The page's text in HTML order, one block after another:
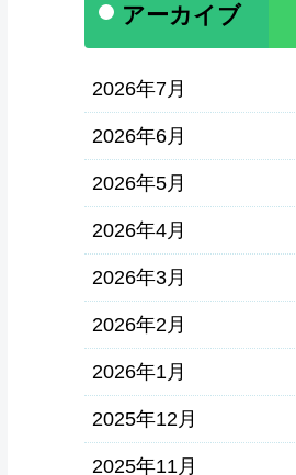
アーカイブ
2026年7月
2026年6月
2026年5月
2026年4月
2026年3月
2026年2月
2026年1月
2025年12月
2025年11月